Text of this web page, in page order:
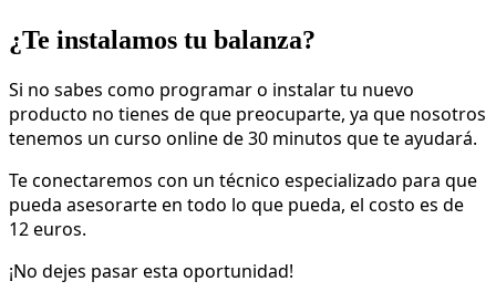
¿Te instalamos tu balanza?
Si no sabes como programar o instalar tu nuevo
producto no tienes de que preocuparte, ya que nosotros
tenemos un curso online de 30 minutos que te ayudará.
Te conectaremos con un técnico especializado para que
pueda asesorarte en todo lo que pueda, el costo es de
12 euros.
¡No dejes pasar esta oportunidad!